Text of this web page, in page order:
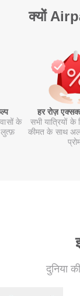
क्यों
के
लुत्फ़
हर रोज़
सभी यात्रियों के
कीमत के साथ
दुनिया